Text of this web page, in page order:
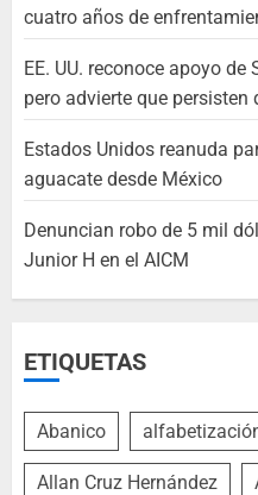
cuatro años de
EE. UU. reconoce apoyo
pero advierte que persisten
Estados Unidos reanuda
aguacate desde México
Denuncian robo de 5 mil
Junior H en el AICM
ETIQUETAS
Abanico
Allan Cruz Hernández